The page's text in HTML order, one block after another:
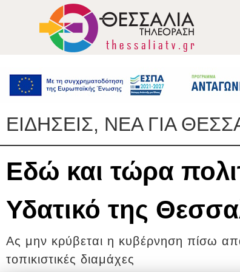
ΕΙΔΗΣΕΙΣ, ΝΕΑ ΓΙΑ
Εδώ και τώρα
Υδατικό της
Ας μην κρύβεται η κυβέρνηση πίσω
τοπικιστικές διαμάχες